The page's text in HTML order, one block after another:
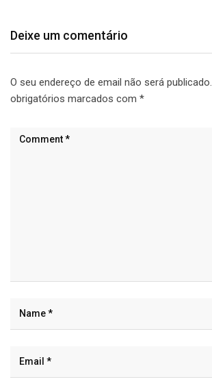
Deixe um comentário
O seu endereço de email não será publicado.
obrigatórios marcados com *